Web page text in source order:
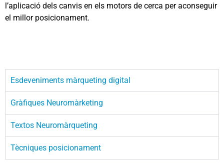
l’aplicació dels canvis en els motors de cerca per aconseguir
el millor posicionament.
Esdeveniments màrqueting digital
Gràfiques Neuromàrketing​
Textos Neuromàrqueting
Tècniques posicionament